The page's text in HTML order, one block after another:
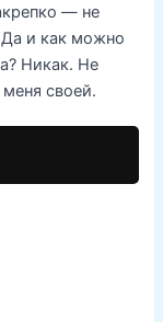
— не
Да и как можно
Никак. Не
своей.